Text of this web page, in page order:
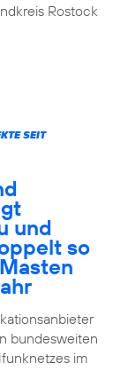
Rostock
SEIT
und
so
bundesweiten
im